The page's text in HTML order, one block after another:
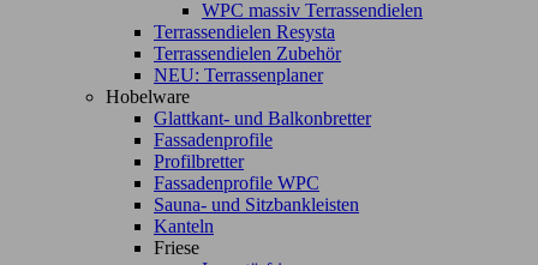
WPC massiv Terrassendielen
Terrassendielen Resysta
Terrassendielen Zubehör
NEU: Terrassenplaner
Hobelware
Glattkant- und Balkonbretter
Fassadenprofile
Profilbretter
Fassadenprofile WPC
Sauna- und Sitzbankleisten
Kanteln
Friese